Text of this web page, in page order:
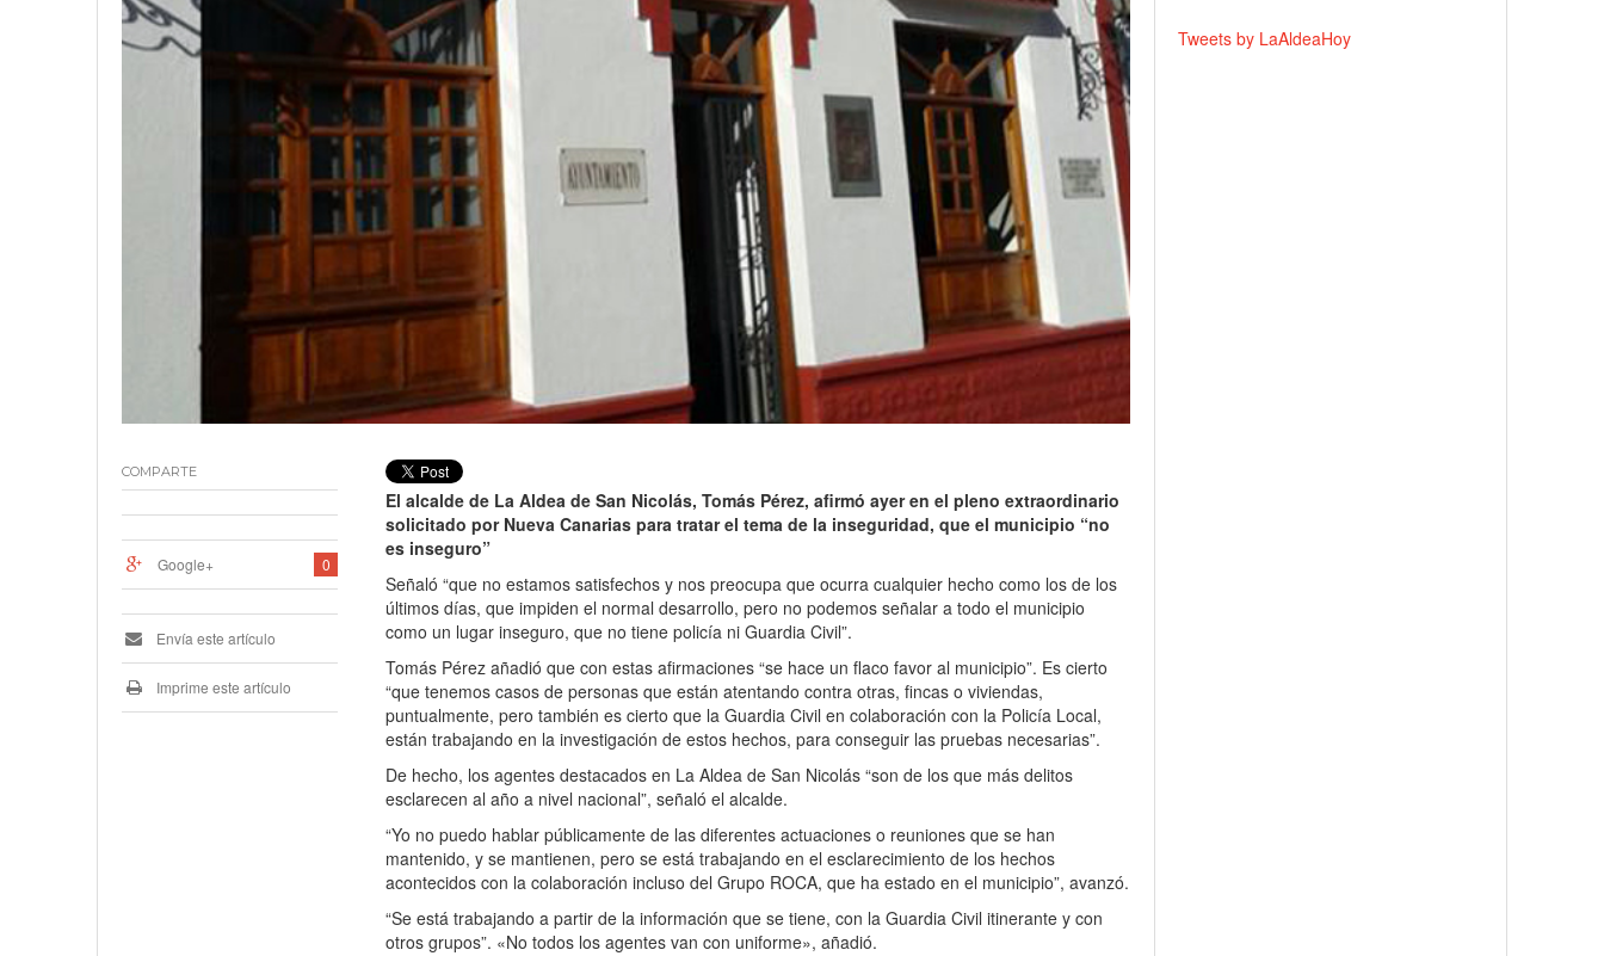
Nicolás 18 junio, 2023
El alcalde de La Aldea de San Nicolás, Tomás Pérez, afirmó ayer en el pleno extraordinario
solicitado por Nueva Canarias para tratar el tema de la inseguridad, que el municipio “no
es inseguro”
Señaló “que no estamos satisfechos y nos preocupa que ocurra cualquier hecho como los de los
últimos días, que impiden el normal desarrollo, pero no podemos señalar a todo el municipio
como un lugar inseguro, que no tiene policía ni Guardia Civil”.
Tomás Pérez añadió que con estas afirmaciones “se hace un flaco favor al municipio”. Es cierto
“que tenemos casos de personas que están atentando contra otras, fincas o viviendas,
puntualmente, pero también es cierto que la Guardia Civil en colaboración con la Policía Local,
están trabajando en la investigación de estos hechos, para conseguir las pruebas necesarias”.
De hecho, los agentes destacados en La Aldea de San Nicolás “son de los que más delitos
esclarecen al año a nivel nacional”, señaló el alcalde.
“Yo no puedo hablar públicamente de las diferentes actuaciones o reuniones que se han
mantenido, y se mantienen, pero se está trabajando en el esclarecimiento de los hechos
acontecidos con la colaboración incluso del Grupo ROCA, que ha estado en el municipio”, avanzó.
“Se está trabajando a partir de la información que se tiene, con la Guardia Civil itinerante y con
otros grupos”. «No todos los agentes van con uniforme», añadió.
COMPARTE
0
Google+
Envía este artículo
Imprime este artículo
Tweets by LaAldeaHoy